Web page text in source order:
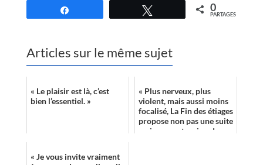
0
PARTAGES
Articles sur le même sujet
« Le plaisir est là, c’est
bien l’essentiel. »
« Plus nerveux, plus
violent, mais aussi moins
focalisé, La Fin des étiages
propose non pas une suite
mais une extension de
« Je vous invite vraiment